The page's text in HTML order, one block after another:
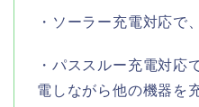
・ソーラー充電対応で
・パススルー充電対応
電しながら他の機器を